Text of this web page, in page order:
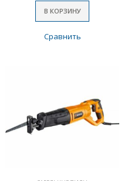
В КОРЗИНУ
Сравнить